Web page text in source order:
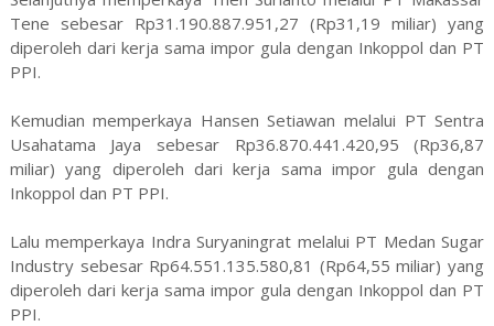
Tene sebesar Rp31.190.887.951,27 (Rp31,19 miliar) yang
diperoleh dari kerja sama impor gula dengan Inkoppol dan PT
PPI.
Kemudian memperkaya Hansen Setiawan melalui PT Sentra
Usahatama Jaya sebesar Rp36.870.441.420,95 (Rp36,87
miliar) yang diperoleh dari kerja sama impor gula dengan
Inkoppol dan PT PPI.
Lalu memperkaya Indra Suryaningrat melalui PT Medan Sugar
Industry sebesar Rp64.551.135.580,81 (Rp64,55 miliar) yang
diperoleh dari kerja sama impor gula dengan Inkoppol dan PT
PPI.